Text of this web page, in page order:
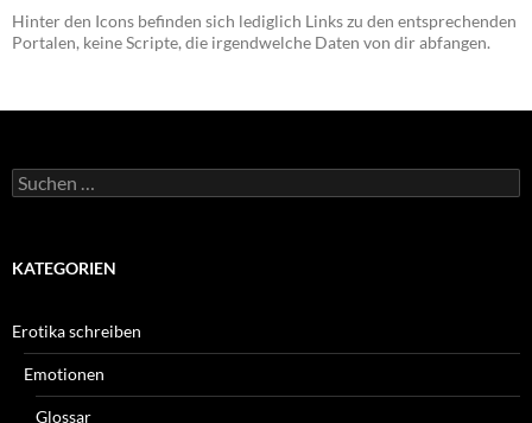
Hinter den Icons befinden sich lediglich Links zu den entsprechenden
Portalen, keine Scripte, die irgendwelche Daten von dir abfangen.
Suchen
nach:
KATEGORIEN
Erotika schreiben
Emotionen
Glossar